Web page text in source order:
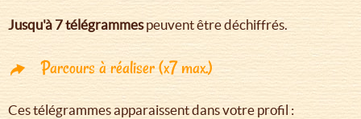
Jusqu'à 7 télégrammespeuvent être déchiffrés.
Parcours à réaliser (x7 max.)
Ces télégrammes apparaissent dans votre profil :